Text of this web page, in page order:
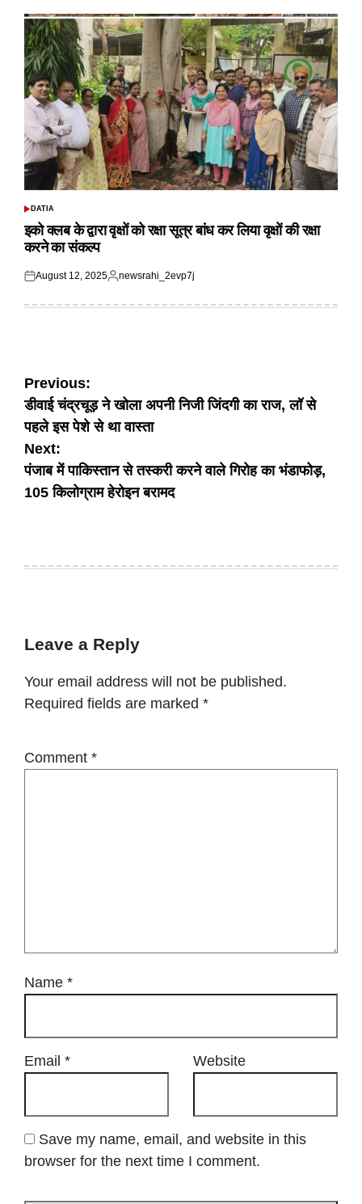
POSTED
DATIA
इको क्लब के द्वारा वृक्षों को रक्षा सूत्र बांध कर लिया वृक्षों की रक्षा
करने का संकल्प
Posted
August 12, 2025
Posted
newsrahi_2evp7j
Post
navigation
Previous:
डीवाई चंद्रचूड़ ने खोला अपनी निजी जिंदगी का राज, लॉ से
पहले इस पेशे से था वास्ता
Next:
पंजाब में पाकिस्तान से तस्करी करने वाले गिरोह का भंडाफोड़,
105 किलोग्राम हेरोइन बरामद
Leave a Reply
Your email address will not be published.
Required fields are marked *
Comment *
Name *
Email * Website
Save my name, email, and website in this
browser for the next time I comment.